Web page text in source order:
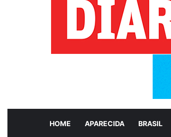
HOME APARECIDA BRASIL